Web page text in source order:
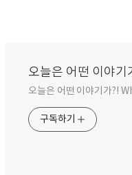
오늘은 어떤 이야
오늘은 어떤 이야기가?!
구독하기